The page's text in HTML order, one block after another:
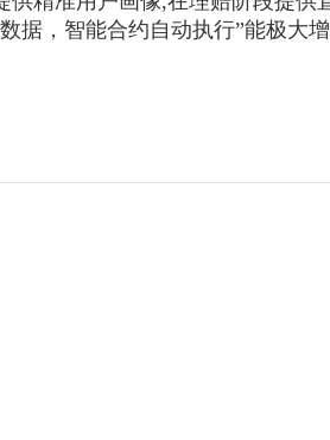
据，智能合约自动执行”能极大